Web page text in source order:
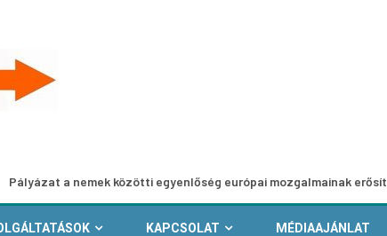
a nemek közötti egyenlőség európai mozgalmainak erősítésére
KAPCSOLAT MÉDIAAJÁNLAT